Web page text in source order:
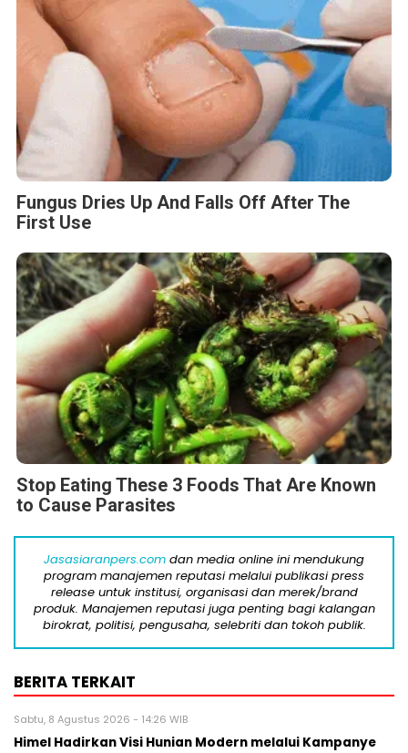
Fungus Dries Up And Falls Off After The
First Use
Stop Eating These 3 Foods That Are Known
to Cause Parasites
Jasasiaranpers.com dan media online ini mendukung
program manajemen reputasi melalui publikasi press
release untuk institusi, organisasi dan merek/brand
produk. Manajemen reputasi juga penting bagi kalangan
birokrat, politisi, pengusaha, selebriti dan tokoh publik.
BERITA TERKAIT
Sabtu, 8 Agustus 2026 - 14:26 WIB
Himel Hadirkan Visi Hunian Modern melalui Kampanye